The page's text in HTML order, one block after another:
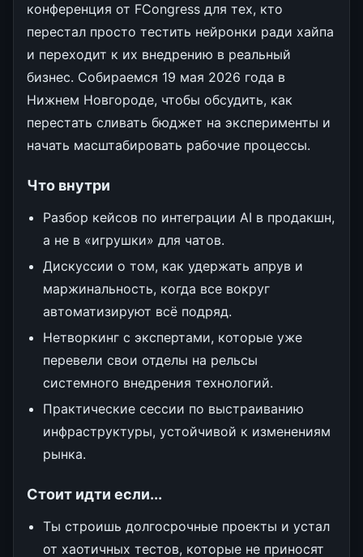
конференция от FCongress для тех, кто
перестал просто тестить нейронки ради хайпа
и переходит к их внедрению в реальный
бизнес. Собираемся 19 мая 2026 года в
Нижнем Новгороде, чтобы обсудить, как
перестать сливать бюджет на эксперименты и
начать масштабировать рабочие процессы.
Что внутри
Разбор кейсов по интеграции AI в продакшн,
а не в «игрушки» для чатов.
Дискуссии о том, как удержать апрув и
маржинальность, когда все вокруг
автоматизируют всё подряд.
Нетворкинг с экспертами, которые уже
перевели свои отделы на рельсы
системного внедрения технологий.
Практические сессии по выстраиванию
инфраструктуры, устойчивой к изменениям
рынка.
Стоит идти если...
Ты строишь долгосрочные проекты и устал
от хаотичных тестов, которые не приносят